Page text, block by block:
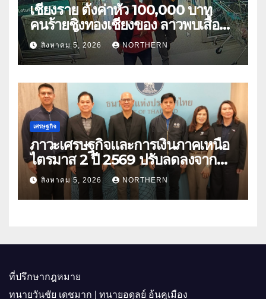
เชียงราย ตั้งค่าหัว 100,000 บาท
คนร้ายชิงทองเชียงของ ลาวพบเสื้อผ้า
คนร้ายตั้งจุดตรวจตามเส้นทาง
สิงหาคม 5, 2026 NORTHERN
เศรษฐกิจ
ภาวะเศรษฐกิจและการเงินภาคเหนือ
ไตรมาส 2 ปี 2569 ปรับลดลงจาก
ราคาพลังงาน ค่าครองชีพ
สิงหาคม 5, 2026 NORTHERN
ที่ปรึกษากฎหมาย
ทนายวันชัย เดชมาก | ทนายอดุลย์ อ้นคูเมือง